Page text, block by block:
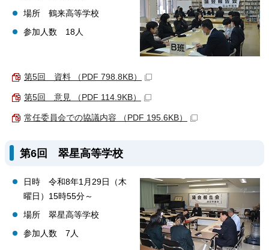
場所 鶴来高等学校
参加人数 18人
第5回 資料 （PDF 798.8KB）
第5回 意見 （PDF 114.9KB）
常任委員会での協議内容 （PDF 195.6KB）
第6回 翠星高等学校
日時 令和8年1月29日（木
曜日）15時55分～
場所 翠星高等学校
参加人数 7人